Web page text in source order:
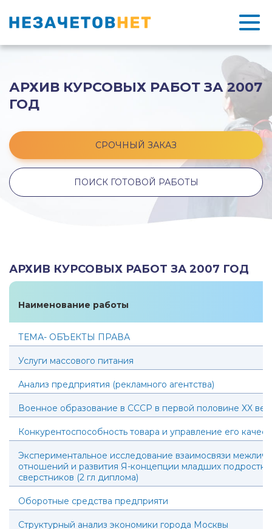
АРХИВ КУРСОВЫХ РАБОТ ЗА 2007
ГОД
СРОЧНЫЙ ЗАКАЗ
ПОИСК ГОТОВОЙ РАБОТЫ
АРХИВ КУРСОВЫХ РАБОТ ЗА 2007 ГОД
Наименование работы
ТЕМА- ОБЪЕКТЫ ПРАВА
Услуги массового питания
Анализ предприятия (рекламного агентства)
Военное образование в СССР в первой половине XX
Конкурентоспособность товара и управление его
Экспериментальное исследование взаимосвязи
отношений и развития Я-концепции младших
сверстников (2 гл диплома)
Оборотные средства предприяти
Структурный анализ экономики города Москвы